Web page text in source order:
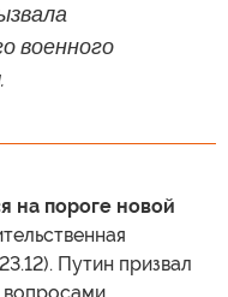
военного
на пороге новой
Путин призвал